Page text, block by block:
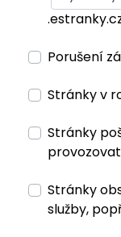
Porušení
Stránky v
Stránky
Stránky
služby,